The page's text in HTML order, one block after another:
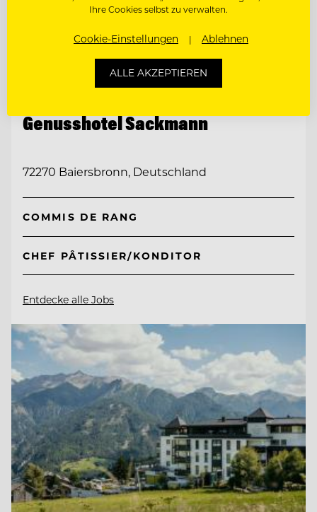
Genusshotel Sackmann
72270 Baiersbronn, Deutschland
COMMIS DE RANG
CHEF PÂTISSIER/KONDITOR
Entdecke alle Jobs
Ihre Cookies selbst zu verwalten.
Cookie-Einstellungen Ablehnen
ALLE AKZEPTIEREN